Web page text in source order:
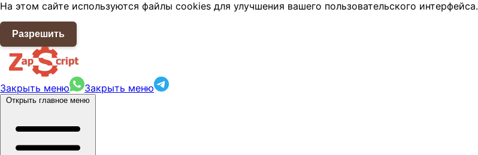
На этом сайте используются файлы cookies для улучшения вашего пользовательского интерфейса.
Разрешить
Закрыть меню Закрыть меню
Открыть главное меню